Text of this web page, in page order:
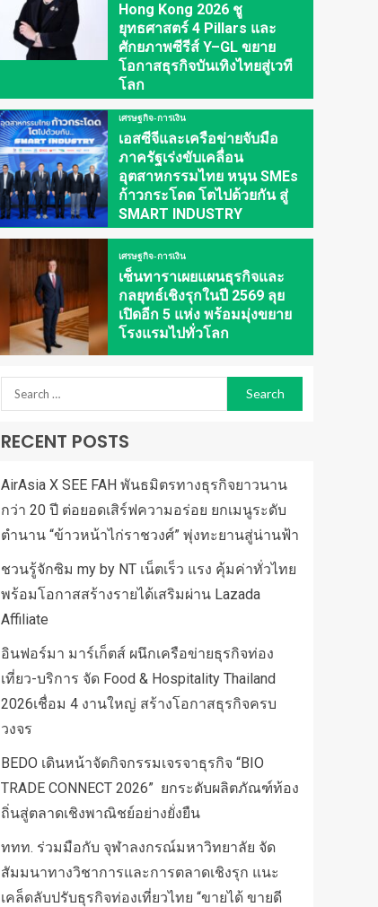
Hong Kong 2026 ชู
ยุทธศาสตร์ 4 Pillars และ
ศักยภาพซีรีส์ Y–GL ขยาย
โอกาสธุรกิจบันเทิงไทยสู่เวที
โลก
เศรษฐกิจ-การเงิน
เอสซีจีและเครือข่ายจับมือ
ภาครัฐเร่งขับเคลื่อน
อุตสาหกรรมไทย หนุน SMEs
ก้าวกระโดด โตไปด้วยกัน สู่
SMART INDUSTRY
เศรษฐกิจ-การเงิน
เซ็นทาราเผยแผนธุรกิจและ
กลยุทธ์เชิงรุกในปี 2569 ลุย
เปิดอีก 5 แห่ง พร้อมมุ่งขยาย
โรงแรมไปทั่วโลก
RECENT POSTS
AirAsia X SEE FAH พันธมิตรทางธุรกิจยาวนาน
กว่า 20 ปี ต่อยอดเสิร์ฟความอร่อย ยกเมนูระดับ
ตำนาน “ข้าวหน้าไก่ราชวงศ์” พุ่งทะยานสู่น่านฟ้า
ชวนรู้จักซิม my by NT เน็ตเร็ว แรง คุ้มค่าทั่วไทย
พร้อมโอกาสสร้างรายได้เสริมผ่าน Lazada
Affiliate
อินฟอร์มา มาร์เก็ตส์ ผนึกเครือข่ายธุรกิจท่อง
เที่ยว-บริการ จัด Food & Hospitality Thailand
2026เชื่อม 4 งานใหญ่ สร้างโอกาสธุรกิจครบ
วงจร
BEDO เดินหน้าจัดกิจกรรมเจรจาธุรกิจ “BIO
TRADE CONNECT 2026” ยกระดับผลิตภัณฑ์ท้อง
ถิ่นสู่ตลาดเชิงพาณิชย์อย่างยั่งยืน
ททท. ร่วมมือกับ จุฬาลงกรณ์มหาวิทยาลัย จัด
สัมมนาทางวิชาการและการตลาดเชิงรุก แนะ
เคล็ดลับปรับธุรกิจท่องเที่ยวไทย “ขายได้ ขายดี